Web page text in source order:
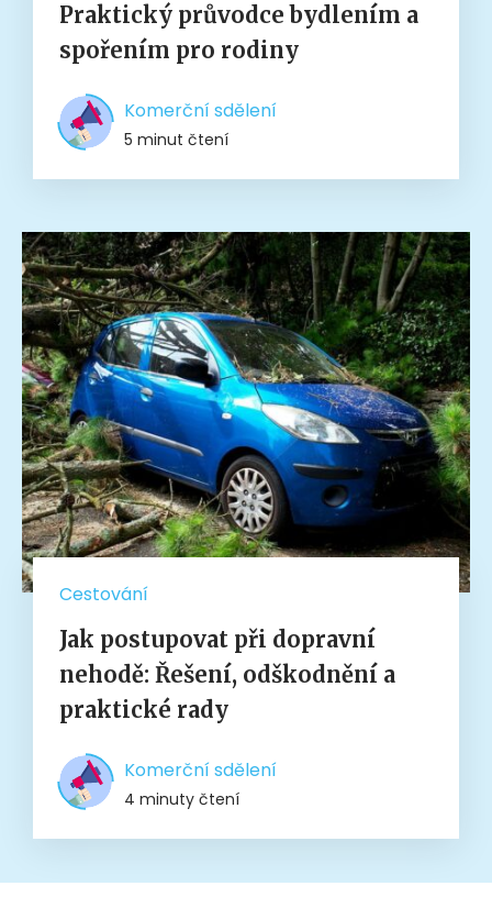
Praktický průvodce bydlením a
spořením pro rodiny
Komerční sdělení
5 minut čtení
Cestování
Jak postupovat při dopravní
nehodě: Řešení, odškodnění a
praktické rady
Komerční sdělení
4 minuty čtení